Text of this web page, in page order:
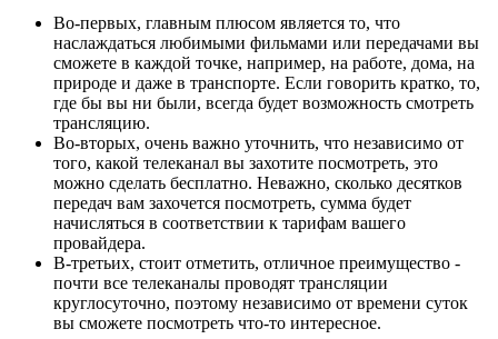
Во-первых, главным плюсом является то, что
наслаждаться любимыми фильмами или передачами вы
сможете в каждой точке, например, на работе, дома, на
природе и даже в транспорте. Если говорить кратко, то,
где бы вы ни были, всегда будет возможность смотреть
трансляцию.
Во-вторых, очень важно уточнить, что независимо от
того, какой телеканал вы захотите посмотреть, это
можно сделать бесплатно. Неважно, сколько десятков
передач вам захочется посмотреть, сумма будет
начисляться в соответствии к тарифам вашего
провайдера.
В-третьих, стоит отметить, отличное преимущество -
почти все телеканалы проводят трансляции
круглосуточно, поэтому независимо от времени суток
вы сможете посмотреть что-то интересное.